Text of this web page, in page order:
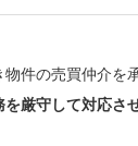
件の売買仲介
厳守して対応さ